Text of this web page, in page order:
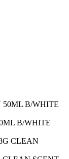
B/WHITE